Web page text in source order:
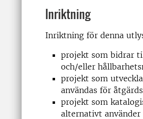
Inriktning
Inriktning för denna
projekt som bidrar
och/eller
projekt som
användas för
projekt som
alternativt